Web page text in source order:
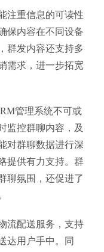
注重信息的可读性
保内容在不同设备
群发内容还支持多
需求，进一步拓宽
管理系统不可或
监控群聊内容，及
对群聊数据进行深
提供有力支持。群
聊氛围，还促进了
流配送服务，支持
达用户手中。同